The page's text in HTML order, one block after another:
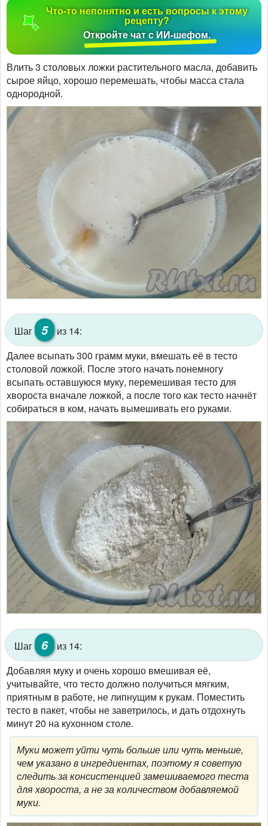
Что-то непонятно и есть вопросы к этому
рецепту?
Откройте чат с ИИ-шефом.
Влить 3 столовых ложки растительного масла, добавить
сырое яйцо, хорошо перемешать, чтобы масса стала
однородной.
Шаг 5
из 14:
Далее всыпать 300 грамм муки, вмешать её в тесто
столовой ложкой. После этого начать понемногу
всыпать оставшуюся муку, перемешивая тесто для
хвороста вначале ложкой, а после того как тесто начнёт
собираться в ком, начать вымешивать его руками.
Шаг 6
из 14:
Добавляя муку и очень хорошо вмешивая её,
учитывайте, что тесто должно получиться мягким,
приятным в работе, не липнущим к рукам. Поместить
тесто в пакет, чтобы не заветрилось, и дать отдохнуть
минут 20 на кухонном столе.
Муки может уйти чуть больше или чуть меньше,
чем указано в ингредиентах, поэтому я советую
следить за консистенцией замешиваемого теста
для хвороста, а не за количеством добавляемой
муки.